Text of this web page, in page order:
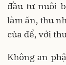
đầu tư nuôi
làm ăn, thu
của để, với
Không an